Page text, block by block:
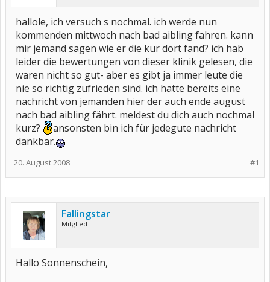
hallole, ich versuch s nochmal. ich werde nun
kommenden mittwoch nach bad aibling fahren. kann
mir jemand sagen wie er die kur dort fand? ich hab
leider die bewertungen von dieser klinik gelesen, die
waren nicht so gut- aber es gibt ja immer leute die
nie so richtig zufrieden sind. ich hatte bereits eine
nachricht von jemanden hier der auch ende august
nach bad aibling fährt. meldest du dich auch nochmal
kurz?
ansonsten bin ich für jedegute nachricht
dankbar.
#1
20. August 2008
Fallingstar
Mitglied
Hallo Sonnenschein,